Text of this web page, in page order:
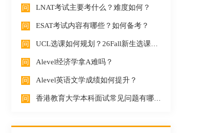
LNAT考试主要考什么？难度如何？
ESAT考试内容有哪些？如何备考？
UCL选课如何规划？26Fall新生选课需要注意什么？
Alevel经济学拿A难吗？
Alevel英语文学成绩如何提升？
香港教育大学本科面试常见问题有哪些？如何准备面试？